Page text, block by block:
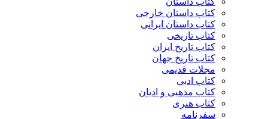
کتاب داستان خارجی
کتاب داستان ایرانی
کتاب تاریخی
کتاب تاریخ ایران
کتاب تاریخ جهان
مجلات قدیمی
کتاب ادبی
کتاب مذهبی و ادیان
کتاب هنری
سفرنامه